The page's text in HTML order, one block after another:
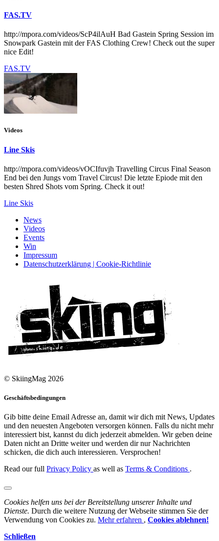
FAS.TV
http://mpora.com/videos/ScP4ilAuH Bad Gastein Spring Session im
Snowpark Gastein mit der FAS Clothing Crew! Check out the super
nice Edit!
FAS.TV
Videos
Line Skis
http://mpora.com/videos/vOCIfuvjh Travelling Circus Final Season
End bei den Jungs vom Travel Circus! Die letzte Epiode mit den
besten Shred Shots vom Spring. Check it out!
Line Skis
News
Videos
Events
Win
Impressum
Datenschutzerklärung | Cookie-Richtlinie
© SkiingMag 2026
Geschäftsbedingungen
Gib bitte deine Email Adresse an, damit wir dich mit News, Updates
und den neuesten Angeboten versorgen können. Falls du nicht mehr
interessiert bist, kannst du dich jederzeit abmelden. Wir geben deine
Daten nicht an Dritte weiter und werden dir nur Nachrichten
schicken, die dich auch interessieren. Versprochen!
Read our full Privacy Policy as well as Terms & Conditions .
Cookies helfen uns bei der Bereitstellung unserer Inhalte und
Dienste. Durch die weitere Nutzung der Webseite stimmen Sie der
Verwendung von Cookies zu. Mehr erfahren , Cookies ablehnen!
Schließen